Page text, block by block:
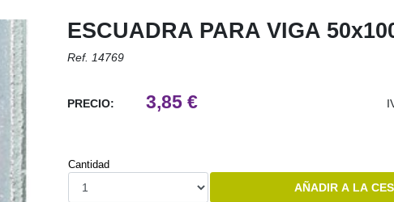
ESCUADRA PARA VIGA
Ref. 14769
PRECIO: 3,85 €
Cantidad
AÑADIR A LA